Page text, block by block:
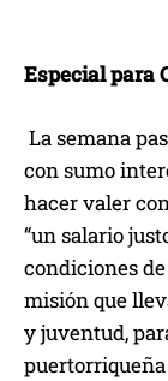
Especial para
La semana
con sumo
hacer valer
“un salario
condiciones
misión que
y juventud,